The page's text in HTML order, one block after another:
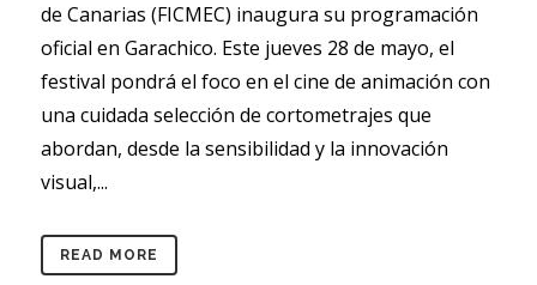
de Canarias (FICMEC) inaugura su programación
oficial en Garachico. Este jueves 28 de mayo, el
festival pondrá el foco en el cine de animación con
una cuidada selección de cortometrajes que
abordan, desde la sensibilidad y la innovación
visual,...
READ MORE